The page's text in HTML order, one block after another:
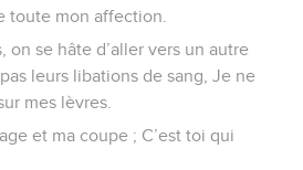
toute mon affection.
on se hâte d’aller vers un autre
leurs libations de sang, Je ne
mes lèvres.
et ma coupe ; C’est toi qui